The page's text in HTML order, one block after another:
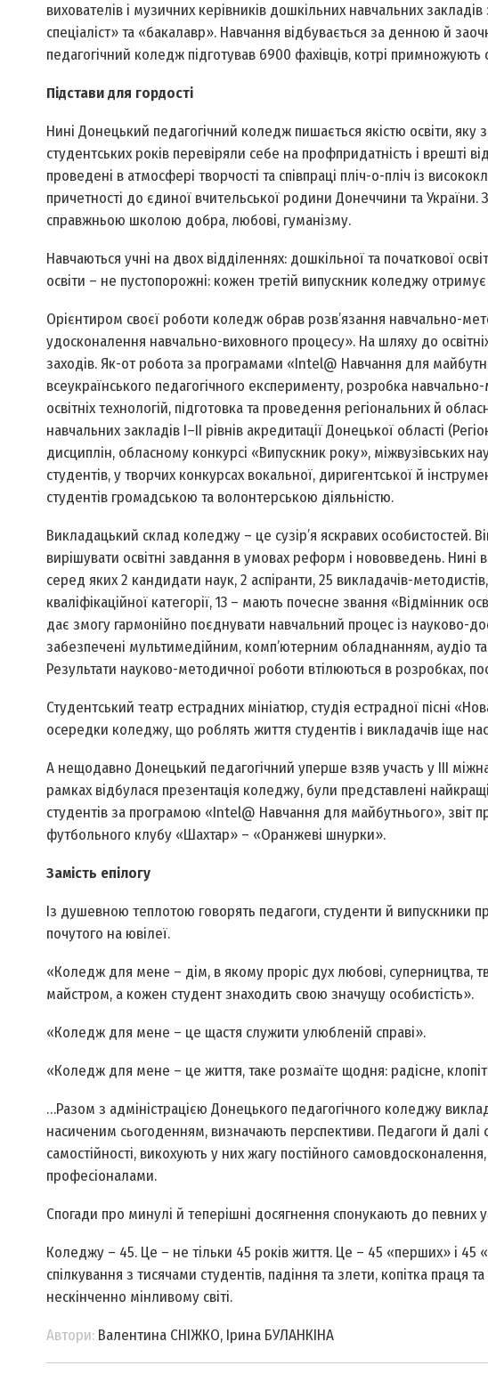
вихователів і музичних керівників дошкільних навчальних
спеціаліст» та «бакалавр». Навчання відбувається за денною й
педагогічний коледж підготував 6900 фахівців, котрі примножують
Підстави для гордості
Нині Донецький педагогічний коледж пишається якістю освіти,
студентських років перевіряли себе на профпридатність і
проведені в атмосфері творчості та співпраці пліч-о-пліч із
причетності до єдиної вчительської родини Донеччини та
справжньою школою добра, любові, гуманізму.
Навчаються учні на двох відділеннях: дошкільної та початкової
освіти – не пустопорожні: кожен третій випускник коледжу
Орієнтиром своєї роботи коледж обрав розв’язання навчально-
удосконалення навчально-виховного процесу». На шляху до
заходів. Як-от робота за програмами «Іntеl@ Навчання для
всеукраїнського педагогічного експерименту, розробка
освітніх технологій, підготовка та проведення регіональних й
навчальних закладів І–ІІ рівнів акредитації Донецької області
дисциплін, обласному конкурсі «Випускник року», міжвузівських
студентів, у творчих конкурсах вокальної, диригентської й
студентів громадською та волонтерською діяльністю.
Викладацький склад коледжу – це сузір’я яскравих особистостей.
вирішувати освітні завдання в умовах реформ і нововведень.
серед яких 2 кандидати наук, 2 аспіранти, 25 викладачів-
кваліфікаційної категорії, 13 – мають почесне звання «Відмінник
дає змогу гармонійно поєднувати навчальний процес із науково-
забезпечені мультимедійним, комп’ютерним обладнанням, аудіо
Результати науково-методичної роботи втілюються в розробках,
Студентський театр естрадних мініатюр, студія естрадної пісні
осередки коледжу, що роблять життя студентів і викладачів іще
А нещодавно Донецький педагогічний уперше взяв участь у III
рамках відбулася презентація коледжу, були представлені
студентів за програмою «Intel@ Навчання для майбутнього», звіт
футбольного клубу «Шахтар» – «Оранжеві шнурки».
Замість епілогу
Із душевною теплотою говорять педагоги, студенти й випускники
почутого на ювілеї.
«Коледж для мене – дім, в якому проріс дух любові, суперництва,
майстром, а кожен студент знаходить свою значущу особистість».
«Коледж для мене – це щастя служити улюбленій справі».
«Коледж для мене – це життя, таке розмаїте щодня: радісне,
…Разом з адміністрацією Донецького педагогічного коледжу
насиченим сьогоденням, визначають перспективи. Педагоги й далі
самостійності, викохують у них жагу постійного
професіоналами.
Спогади про минулі й теперішні досягнення спонукають до певних
Коледжу – 45. Це – не тільки 45 років життя. Це – 45 «перших» і 45
спілкування з тисячами студентів, падіння та злети, копітка
нескінченно мінливому світі.
Автори:Валентина СНІЖКО, Ірина БУЛАНКІНА